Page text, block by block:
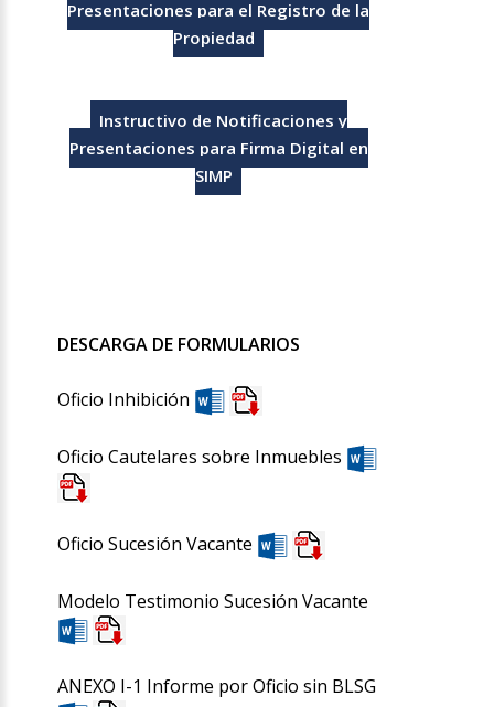
Presentaciones para el Registro de la
Propiedad
Instructivo de Notificaciones y
Presentaciones para Firma Digital en
SIMP
DESCARGA DE FORMULARIOS
Oficio Inhibición
Oficio Cautelares sobre Inmuebles
Oficio Sucesión Vacante
Modelo Testimonio Sucesión Vacante
ANEXO I-1 Informe por Oficio sin BLSG